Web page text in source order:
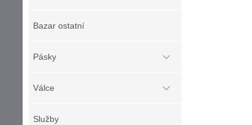
Bazar ostatní
Pásky
Válce
Služby